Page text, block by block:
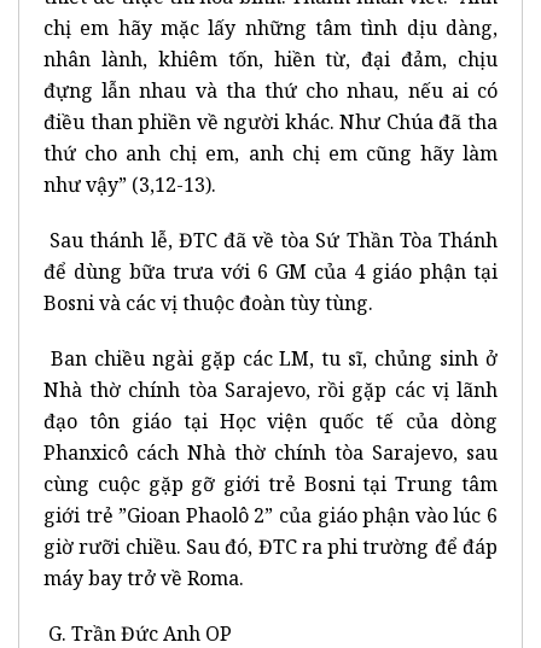
chị em hãy mặc lấy những tâm tình dịu dàng,
nhân lành, khiêm tốn, hiền từ, đại đảm, chịu
đựng lẫn nhau và tha thứ cho nhau, nếu ai có
điều than phiền về người khác. Như Chúa đã tha
thứ cho anh chị em, anh chị em cũng hãy làm
như vậy” (3,12-13).
Sau thánh lễ, ĐTC đã về tòa Sứ Thần Tòa Thánh
để dùng bữa trưa với 6 GM của 4 giáo phận tại
Bosni và các vị thuộc đoàn tùy tùng.
Ban chiều ngài gặp các LM, tu sĩ, chủng sinh ở
Nhà thờ chính tòa Sarajevo, rồi gặp các vị lãnh
đạo tôn giáo tại Học viện quốc tế của dòng
Phanxicô cách Nhà thờ chính tòa Sarajevo, sau
cùng cuộc gặp gỡ giới trẻ Bosni tại Trung tâm
giới trẻ ”Gioan Phaolô 2” của giáo phận vào lúc 6
giờ rưỡi chiều. Sau đó, ĐTC ra phi trường để đáp
máy bay trở về Roma.
G. Trần Đức Anh OP